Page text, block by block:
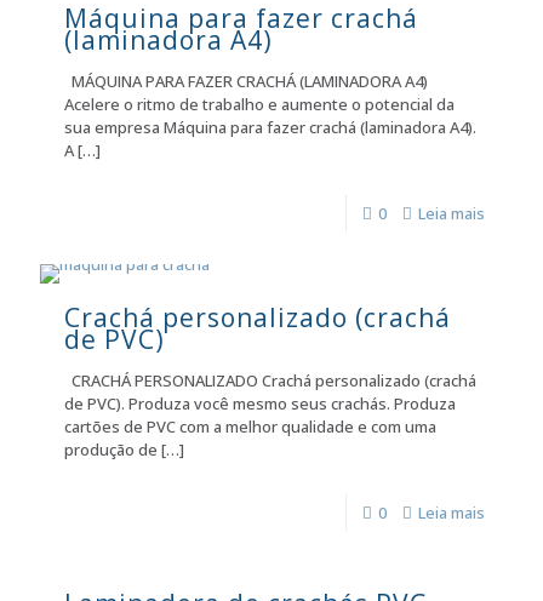
Máquina para fazer crachá
(laminadora A4)
MÁQUINA PARA FAZER CRACHÁ (LAMINADORA A4)
Acelere o ritmo de trabalho e aumente o potencial da
sua empresa Máquina para fazer crachá (laminadora A4).
A[…]
0 Leia mais
Crachá personalizado (crachá
de PVC)
CRACHÁ PERSONALIZADO Crachá personalizado (crachá
de PVC). Produza você mesmo seus crachás. Produza
cartões de PVC com a melhor qualidade e com uma
produção de […]
0 Leia mais